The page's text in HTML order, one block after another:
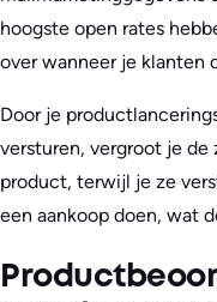
hoogste open rates
over wanneer je klanten
Door je
versturen, vergroot je
product, terwijl je ze
een aankoop doen, wat